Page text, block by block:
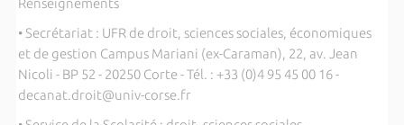
Renseignements
• Secrétariat : UFR de droit, sciences sociales, économiques
et de gestion Campus Mariani (ex-Caraman), 22, av. Jean
Nicoli - BP 52 - 20250 Corte - Tél. : +33 (0)4 95 45 00 16 -
decanat.droit@univ-corse.fr